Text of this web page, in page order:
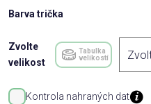
Barva trička
Zvolte
velikost
Tabulka
velikostí
Kontrola nahraných dat